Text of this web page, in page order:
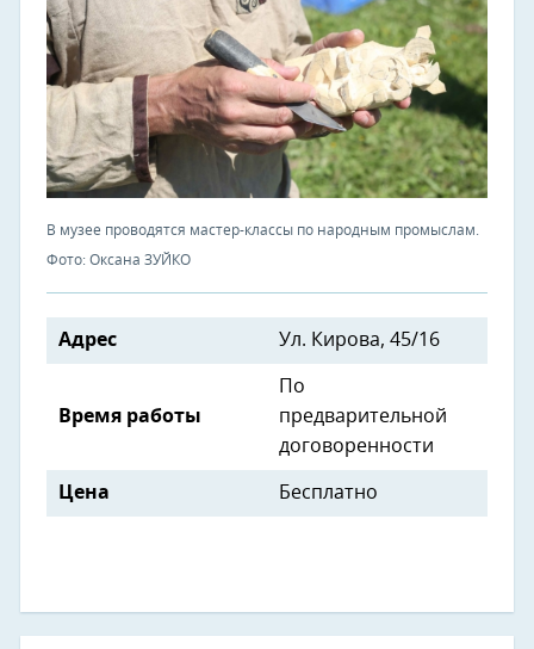
В музее проводятся мастер-классы по народным промыслам.
Фото: Оксана ЗУЙКО
Адрес Ул. Кирова, 45/16
Время работы
По
предварительной
договоренности
Цена Бесплатно